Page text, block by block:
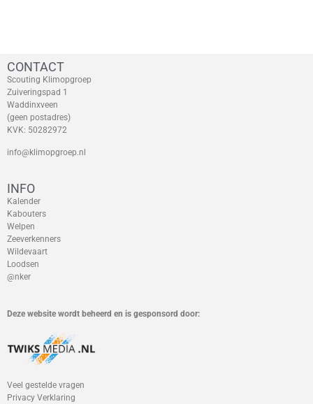
CONTACT
Scouting Klimopgroep
Zuiveringspad 1
Waddinxveen
(geen postadres)
KVK: 50282972
info@klimopgroep.nl
INFO
Kalender
Kabouters
Welpen
Zeeverkenners
Wildevaart
Loodsen
@nker
Deze website wordt beheerd en is gesponsord door:
Veel gestelde vragen
Privacy Verklaring